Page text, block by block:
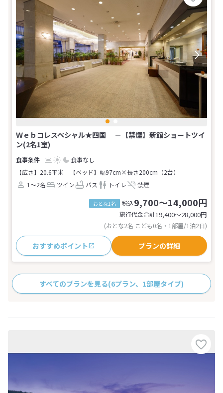
Ｗｅｂコレスペシャル★四国 －【禁煙】新館ショートツイ
ン(2名1室)
食事なし
【広さ】20.6平米
【ベッド】幅97cm×長さ200cm（2台）
1～2名
ツイン バス トイレ 禁煙
おとな1名 税込9,700～14,000円
旅行代金合計19,400〜28,000円
(おとな2名 こども0名・1部屋/1泊2日)
おすすめポイント プランの詳細
すべてのプランを見る(6プラン、1部屋タイプ)